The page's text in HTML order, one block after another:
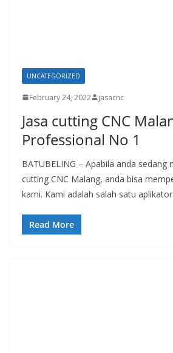
UNCATEGORIZED
February 24, 2022 jasacnc
Jasa cutting CNC
Professional No 1
BATUBELING – Apabila anda sedang
cutting CNC Malang, anda bisa
kami. Kami adalah salah satu aplikator
Read More